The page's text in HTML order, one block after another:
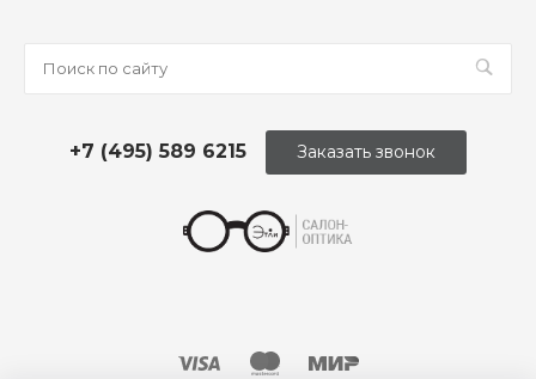
+7 (495) 589 6215 Заказать звонок